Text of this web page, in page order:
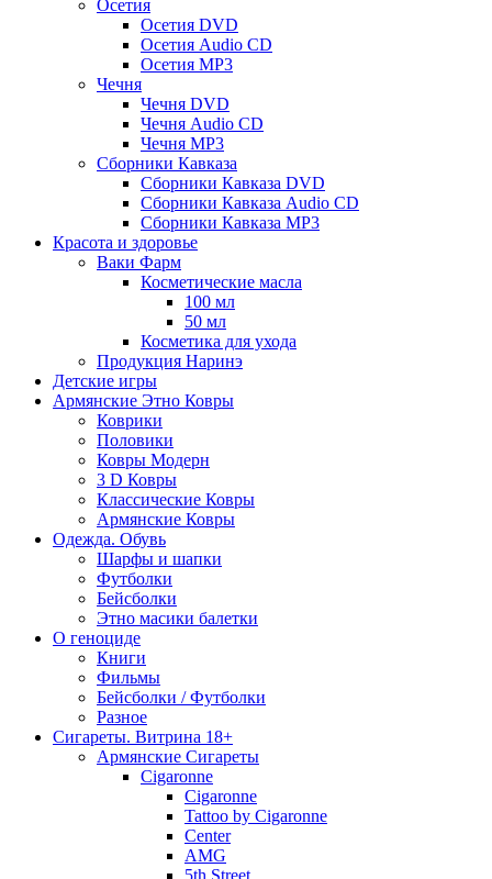
Осетия
Осетия DVD
Осетия Audio CD
Осетия MP3
Чечня
Чечня DVD
Чечня Audio CD
Чечня MP3
Сборники Кавказа
Сборники Кавказа DVD
Сборники Кавказа Audio CD
Сборники Кавказа MP3
Красота и здоровье
Ваки Фарм
Косметические масла
100 мл
50 мл
Косметика для ухода
Продукция Наринэ
Детские игры
Армянские Этно Ковры
Коврики
Половики
Ковры Модерн
3 D Ковры
Классические Ковры
Армянские Ковры
Одежда. Обувь
Шарфы и шапки
Футболки
Бейсболки
Этно масики балетки
О геноциде
Книги
Фильмы
Бейсболки / Футболки
Разное
Сигареты. Витрина 18+
Армянские Сигареты
Cigaronne
Cigaronne
Tattoo by Cigaronne
Center
AMG
5th Street